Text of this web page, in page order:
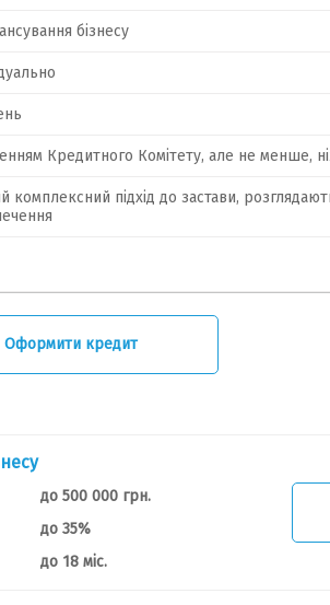
бізнесу
Кредитного Комітету, але не менше,
комплексний підхід до застави,
Оформити кредит
до 500 000 грн.
до 35%
до 18 міс.